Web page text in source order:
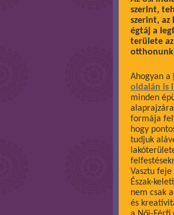
szerint,
szerint, az
égtáj a
területe az
Ahogyan a
oldalán is
minden
formája
hogy
tudjuk
Vasztu feje
Észak-
nem csak
és